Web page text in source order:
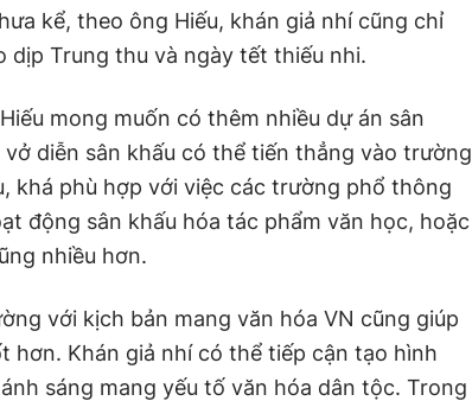
kể, theo ông Hiếu, khán giả nhí cũng chỉ
dịp Trung thu và ngày tết thiếu nhi.
mong muốn có thêm nhiều dự án sân
diễn sân khấu có thể tiến thẳng vào trường
khá phù hợp với việc các trường phổ thông
động sân khấu hóa tác phẩm văn học, hoặc
nhiều hơn.
với kịch bản mang văn hóa VN cũng giúp
hơn. Khán giả nhí có thể tiếp cận tạo hình
sáng mang yếu tố văn hóa dân tộc. Trong